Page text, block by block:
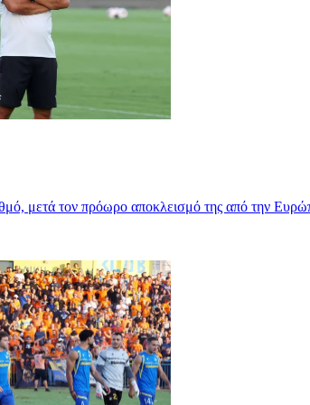
μετά τον πρόωρο αποκλεισμό της από την